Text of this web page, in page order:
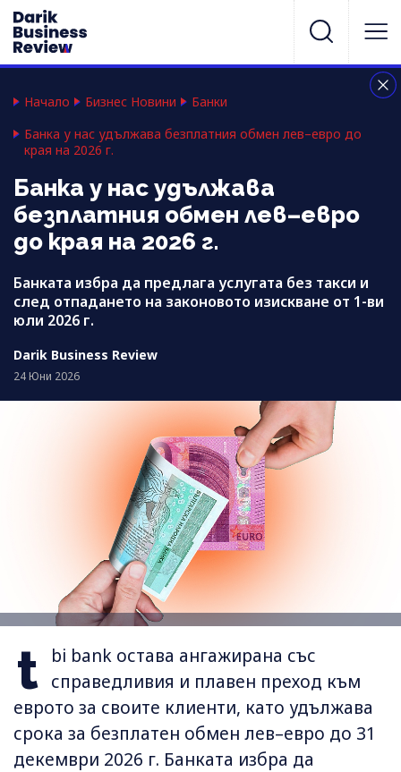
Начало Бизнес Новини
Банки
Банка у нас удължава безплатния обмен лев–евро до
края на 2026 г.
Банка у нас удължава
безплатния обмен лев–евро
до края на 2026 г.
Банката избра да предлага услугата без такси и
след отпадането на законовото изискване от 1-ви
юли 2026 г.
Darik Business Review
24 Юни 2026
t
bi bank остава ангажирана със
справедливия и плавен преход към
еврото за своите клиенти, като удължава
срока за безплатен обмен лев–евро до 31
декември 2026 г. Банката избра да